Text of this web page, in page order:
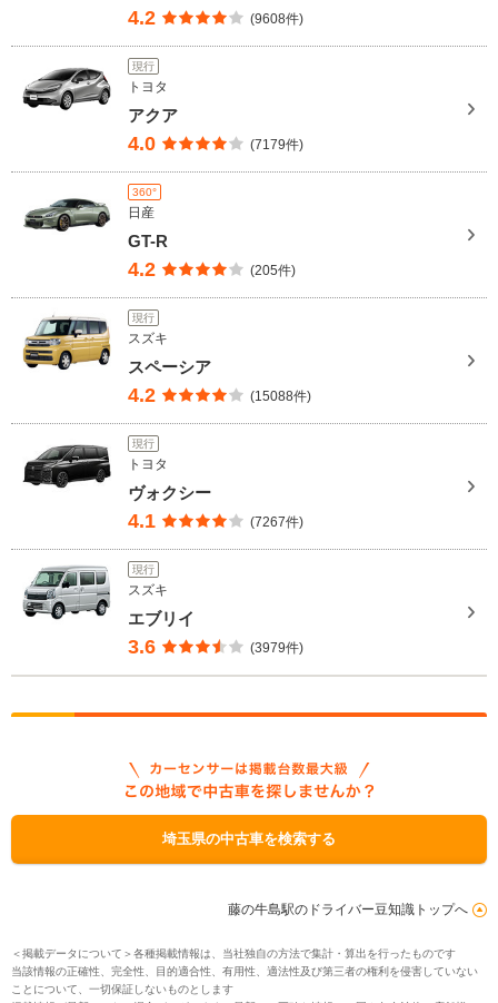
4.2 (9608件)
現行
トヨタ
アクア
4.0 (7179件)
360°
日産
GT-R
4.2 (205件)
現行
スズキ
スペーシア
4.2 (15088件)
現行
トヨタ
ヴォクシー
4.1 (7267件)
現行
スズキ
エブリイ
3.6 (3979件)
埼玉県の中古車を検索する
藤の牛島駅のドライバー豆知識トップへ
＜掲載データについて＞各種掲載情報は、当社独自の方法で集計・算出を行ったものです
当該情報の正確性、完全性、目的適合性、有用性、適法性及び第三者の権利を侵害していない
ことについて、一切保証しないものとします